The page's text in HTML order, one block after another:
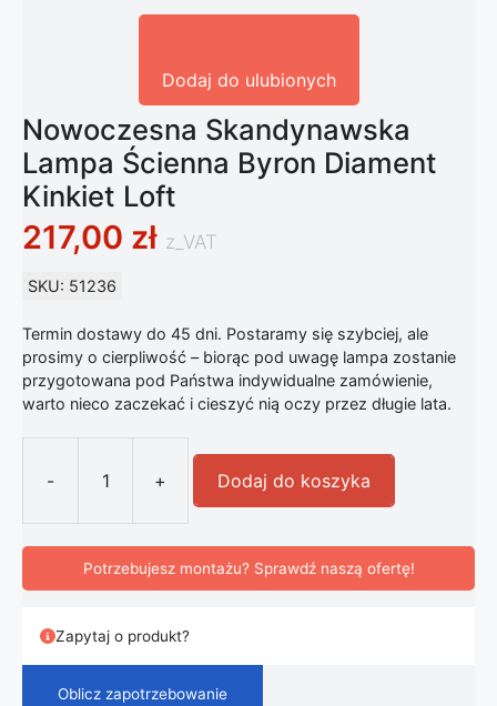
Dodaj do ulubionych
Nowoczesna Skandynawska
Lampa Ścienna Byron Diament
Kinkiet Loft
217,00 zł z_VAT
SKU: 51236
Termin dostawy do 45 dni. Postaramy się szybciej, ale
prosimy o cierpliwość – biorąc pod uwagę lampa zostanie
przygotowana pod Państwa indywidualne zamówienie,
warto nieco zaczekać i cieszyć nią oczy przez długie lata.
-
ilość Nowoczesna Skandynawska
+ Dodaj do koszyka
Potrzebujesz montażu? Sprawdź naszą ofertę!
Zapytaj o produkt?
Oblicz zapotrzebowanie